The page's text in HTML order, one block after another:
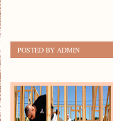
POSTED BY ADMIN